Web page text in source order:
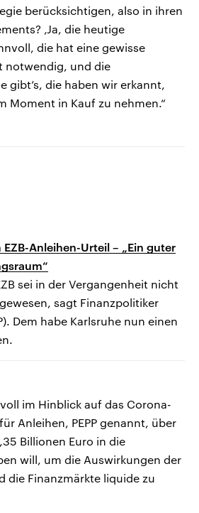
berücksichtigen, also in ihren
‚Ja, die heutige
die hat eine gewisse
notwendig, und die
gibt’s, die haben wir erkannt,
Moment in Kauf zu nehmen.“
EZB-Anleihen-Urteil – „Ein guter
sei in der Vergangenheit nicht
sagt Finanzpolitiker
Dem habe Karlsruhe nun einen
im Hinblick auf das Corona-
Anleihen, PEPP genannt, über
Billionen Euro in die
will, um die Auswirkungen der
die Finanzmärkte liquide zu